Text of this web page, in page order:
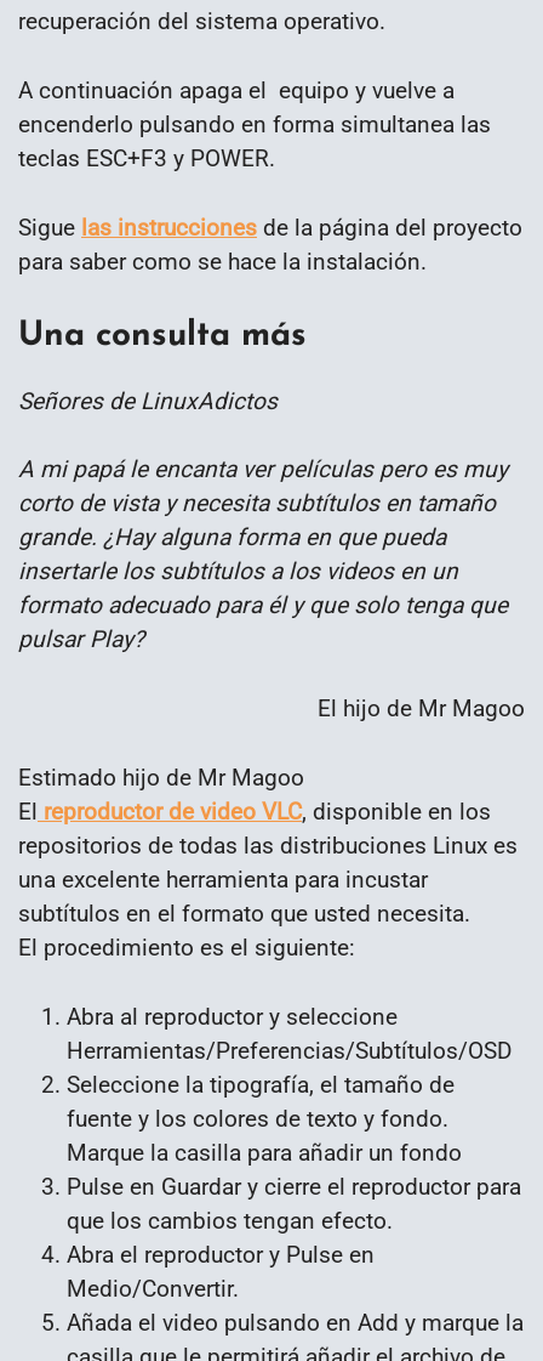
recuperación del sistema operativo.
A continuación apaga el equipo y vuelve a
encenderlo pulsando en forma simultanea las
teclas ESC+F3 y POWER.
Sigue las instrucciones de la página del proyecto
para saber como se hace la instalación.
Una consulta más
Señores de LinuxAdictos
A mi papá le encanta ver películas pero es muy
corto de vista y necesita subtítulos en tamaño
grande. ¿Hay alguna forma en que pueda
insertarle los subtítulos a los videos en un
formato adecuado para él y que solo tenga que
pulsar Play?
El hijo de Mr Magoo
Estimado hijo de Mr Magoo
El reproductor de video VLC, disponible en los
repositorios de todas las distribuciones Linux es
una excelente herramienta para incustar
subtítulos en el formato que usted necesita.
El procedimiento es el siguiente:
Abra al reproductor y seleccione
Herramientas/Preferencias/Subtítulos/OSD
Seleccione la tipografía, el tamaño de
fuente y los colores de texto y fondo.
Marque la casilla para añadir un fondo
Pulse en Guardar y cierre el reproductor para
que los cambios tengan efecto.
Abra el reproductor y Pulse en
Medio/Convertir.
Añada el video pulsando en Add y marque la